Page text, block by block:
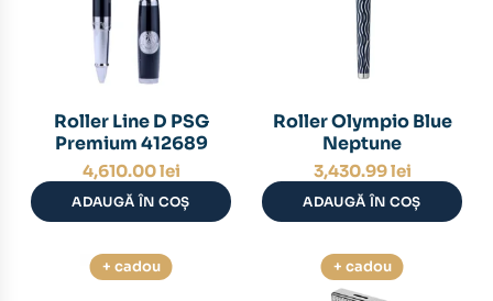
Roller Line D PSG
Premium 412689
4,610.00lei
ADAUGĂ ÎN COȘ
Roller Olympio Blue
Neptune
3,430.99lei
ADAUGĂ ÎN COȘ
+ cadou + cadou